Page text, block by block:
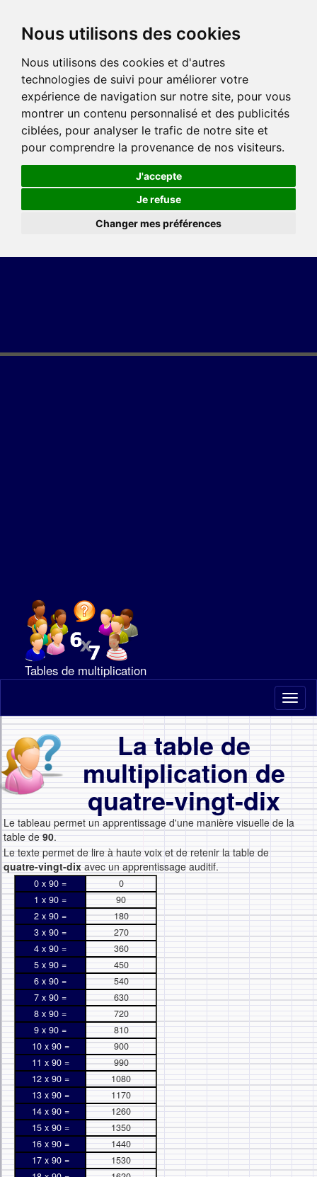
Nous utilisons des cookies
Nous utilisons des cookies et d'autres
technologies de suivi pour améliorer votre
expérience de navigation sur notre site, pour vous
montrer un contenu personnalisé et des publicités
ciblées, pour analyser le trafic de notre site et
pour comprendre la provenance de nos visiteurs.
J'accepte
Je refuse
Changer mes préférences
Tables de multiplication
La table de
multiplication de
quatre-vingt-dix
Le tableau permet un apprentissage d'une manière visuelle de la
table de 90.
Le texte permet de lire à haute voix et de retenir la table de
quatre-vingt-dix avec un apprentissage auditif.
0 x 90 =
0
1 x 90 =
90
2 x 90 =
180
3 x 90 =
270
4 x 90 =
360
5 x 90 =
450
6 x 90 =
540
7 x 90 =
630
8 x 90 =
720
9 x 90 =
810
10 x 90 =
900
11 x 90 =
990
12 x 90 =
1080
13 x 90 =
1170
14 x 90 =
1260
15 x 90 =
1350
16 x 90 =
1440
17 x 90 =
1530